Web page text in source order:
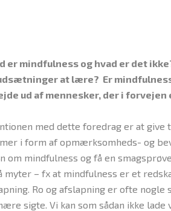
er mindfulness og hvad er det
at lære? Er mindfulness
ud af mennesker, der i
med dette foredrag er at
i form af opmærksomheds- og
om mindfulness og få en
myter – fx at mindfulness er et
Ro og afslapning er ofte
sigte. Vi kan som sådan ikke